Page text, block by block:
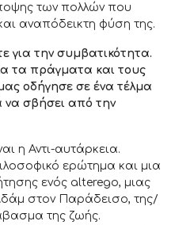
των πολλών που
αναπόδεικτη φύση της.
για την συμβατικότητα.
τα πράγματα και τους
οδήγησε σε ένα τέλμα
να σβήσει από την
η Αντι-αυτάρκεια.
ερώτημα και μια
ενός alterego, μιας
στον Παράδεισο, της/
της ζωής.